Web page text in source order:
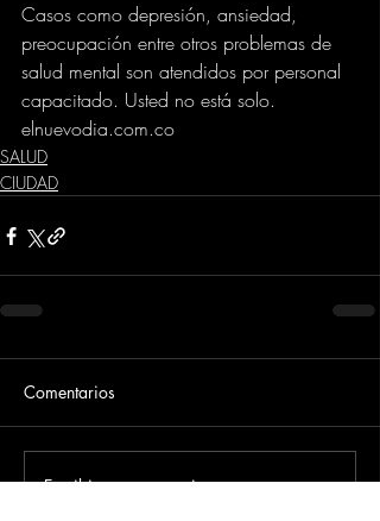
Casos como depresión, ansiedad,
preocupación entre otros problemas de
salud mental son atendidos por personal
capacitado. Usted no está solo.
elnuevodia.com.co
SALUD
CIUDAD
Comentarios
Escribir un comentario...